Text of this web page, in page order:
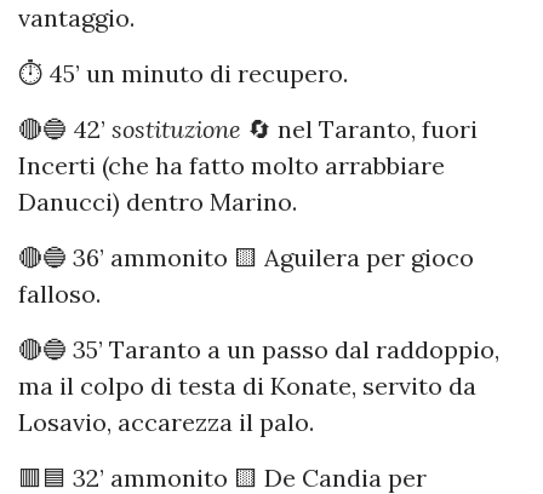
vantaggio.
⏱️ 45’ un minuto di recupero.
🔴🔵 42’ sostituzione 🔄 nel Taranto, fuori
Incerti (che ha fatto molto arrabbiare
Danucci) dentro Marino.
🔴🔵 36’ ammonito 🟨 Aguilera per gioco
falloso.
🔴🔵 35’ Taranto a un passo dal raddoppio,
ma il colpo di testa di Konate, servito da
Losavio, accarezza il palo.
🟥🟦 32’ ammonito 🟨 De Candia per